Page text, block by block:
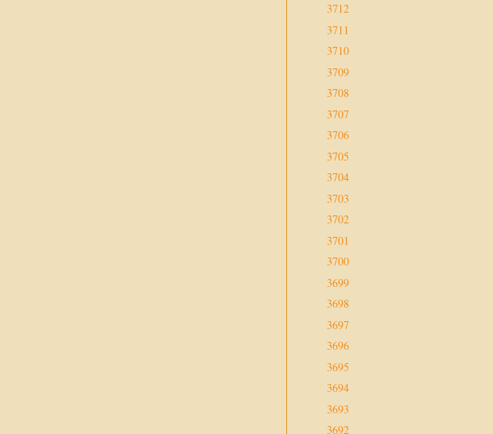
3712
3711
3710
3709
3708
3707
3706
3705
3704
3703
3702
3701
3700
3699
3698
3697
3696
3695
3694
3693
3692